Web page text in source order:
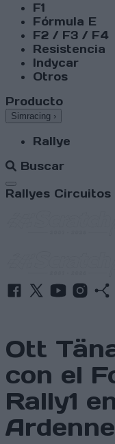
F1
Fórmula E
F2 / F3 / F4
Resistencia
Indycar
Otros
Producto
Simracing ›
Rallye
Buscar
Abrir menú
Rallyes Circuitos
Ott
con el
Rally1